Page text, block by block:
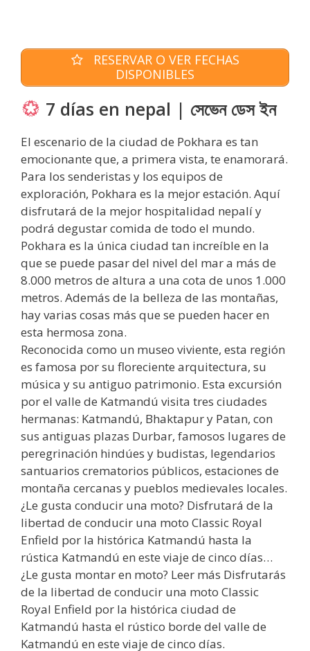
RESERVAR O VER FECHAS
DISPONIBLES
7 días en nepal | সেভেন ডেস ইন
El escenario de la ciudad de Pokhara es tan
emocionante que, a primera vista, te enamorará.
Para los senderistas y los equipos de
exploración, Pokhara es la mejor estación. Aquí
disfrutará de la mejor hospitalidad nepalí y
podrá degustar comida de todo el mundo.
Pokhara es la única ciudad tan increíble en la
que se puede pasar del nivel del mar a más de
8.000 metros de altura a una cota de unos 1.000
metros. Además de la belleza de las montañas,
hay varias cosas más que se pueden hacer en
esta hermosa zona.
Reconocida como un museo viviente, esta región
es famosa por su floreciente arquitectura, su
música y su antiguo patrimonio. Esta excursión
por el valle de Katmandú visita tres ciudades
hermanas: Katmandú, Bhaktapur y Patan, con
sus antiguas plazas Durbar, famosos lugares de
peregrinación hindúes y budistas, legendarios
santuarios crematorios públicos, estaciones de
montaña cercanas y pueblos medievales locales.
¿Le gusta conducir una moto? Disfrutará de la
libertad de conducir una moto Classic Royal
Enfield por la histórica Katmandú hasta la
rústica Katmandú en este viaje de cinco días…
¿Le gusta montar en moto? Leer más Disfrutarás
de la libertad de conducir una moto Classic
Royal Enfield por la histórica ciudad de
Katmandú hasta el rústico borde del valle de
Katmandú en este viaje de cinco días.